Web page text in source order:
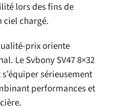
lors des fins de
ciel chargé.
prix oriente
Le Svbony SV47 8×32
sérieusement
performances et